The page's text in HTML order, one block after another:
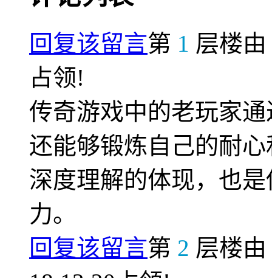
回复该留言第 1 层楼由
占领!
传奇游戏中的老玩家
还能够锻炼自己的耐
深度理解的体现，也
力。
回复该留言第 2 层楼由